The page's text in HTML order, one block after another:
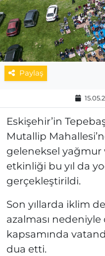
Paylaş
Eskişehir’in
Mutallip
geleneksel yağmur
etkinliği bu yıl da
gerçekleştirildi.
Son yıllarda iklim
azalması
kapsamında
dua etti.